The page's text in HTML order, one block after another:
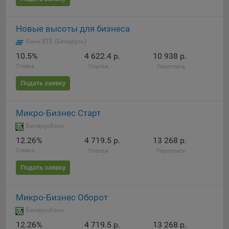
Яндекса рекламная сеть (Yandex Mobile Ads, ADFOX) -
Europe AG, Werftestrasse 4, CH-6005 Luzern, Switzerland.
Google Ads - сервис показа контекстной рекламы,
предоставляемый компанией Google Ireland Ltd, Gordon
House Barrow Street Dublin 4, D04E5W5 Ireland.
Новые высоты для бизнеса
Банк ВТБ (Беларусь)
10.5%
Ставка
4 622.4 р.
Платёж
10 938 р.
Переплата
Подать заявку
Микро-Бизнес Старт
Беларусбанк
12.26%
Ставка
4 719.5 р.
Платёж
13 268 р.
Переплата
Подать заявку
Микро-Бизнес Оборот
Беларусбанк
12.26% 4 719.5 р. 13 268 р.